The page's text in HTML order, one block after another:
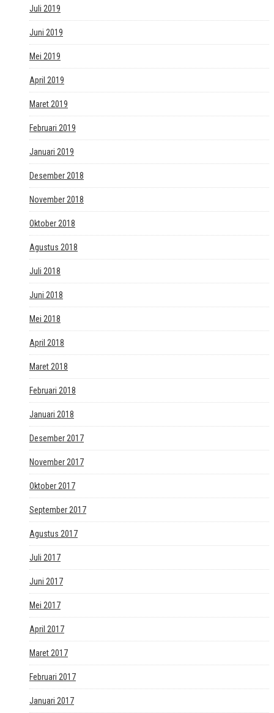
Juli 2019
Juni 2019
Mei 2019
April 2019
Maret 2019
Februari 2019
Januari 2019
Desember 2018
November 2018
Oktober 2018
Agustus 2018
Juli 2018
Juni 2018
Mei 2018
April 2018
Maret 2018
Februari 2018
Januari 2018
Desember 2017
November 2017
Oktober 2017
September 2017
Agustus 2017
Juli 2017
Juni 2017
Mei 2017
April 2017
Maret 2017
Februari 2017
Januari 2017